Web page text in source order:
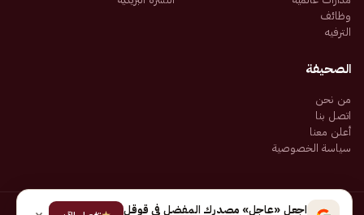
وظائف
الترفيه
الصحيفة
من نحن
اتصل بنا
أعلن معنا
سياسة الخصوصية
اجعل «عاجل» مصدرك المفضل في قوقل